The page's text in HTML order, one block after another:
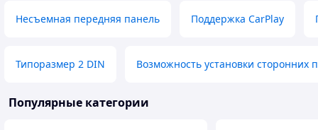
Несъемная передняя панель Поддержка CarPlay
Типоразмер 2 DIN Возможность установки сторонних
Популярные категории